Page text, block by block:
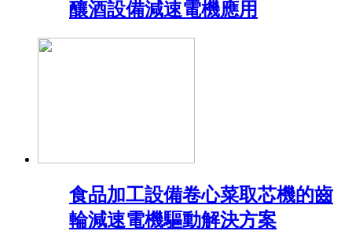
釀酒設備減速電機應用
食品加工設備卷心菜取芯機的齒
輪減速電機驅動解決方案